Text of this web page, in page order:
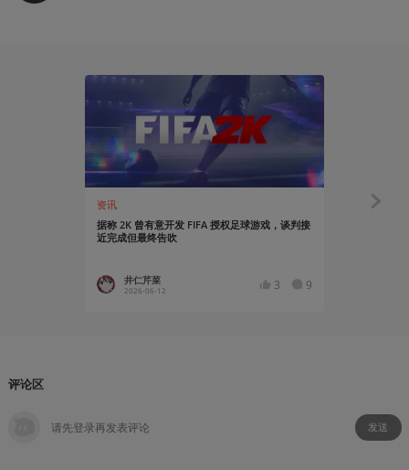
资讯
据称 2K 曾有意开发 FIFA 授权足球游戏，谈判接
近完成但最终告吹
井仁芹菜
2026-06-12 3 9
评论区
发送